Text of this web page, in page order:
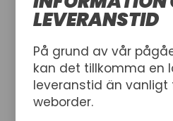
LEVERANSTID
På grund av vår
kan det tillkomma en
leveranstid än vanligt
weborder.